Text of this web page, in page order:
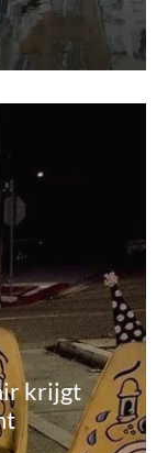
krijgt